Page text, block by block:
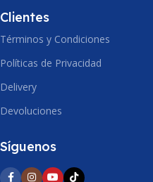
Clientes
Términos y Condiciones
Políticas de Privacidad
Delivery
Devoluciones
Síguenos